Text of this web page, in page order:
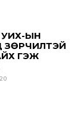
ЫН
ЗӨРЧИЛТЭЙ
ГЭЖ